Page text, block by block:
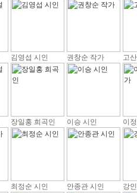
김영섭 시인 권창순 작가 고
장일홍 희곡인 이승 시인 이
최정순 시인 안종관 시인 강